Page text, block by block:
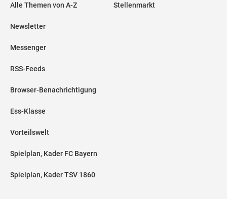
Alle Themen von A-Z
Newsletter
Messenger
RSS-Feeds
Browser-Benachrichtigung
Ess-Klasse
Vorteilswelt
Spielplan, Kader FC Bayern
Spielplan, Kader TSV 1860
Stellenmarkt